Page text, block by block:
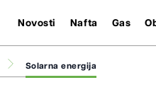
Novosti Nafta Gas
Solarna energija